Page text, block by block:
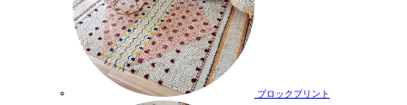
ブロックプリント